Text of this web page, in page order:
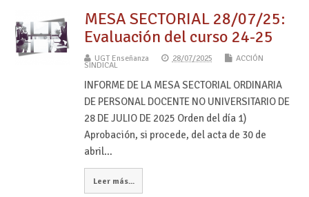
MESA SECTORIAL 28/07/25:
Evaluación del curso 24-25
UGT Enseñanza 28/07/2025 ACCIÓN
SINDICAL
INFORME DE LA MESA SECTORIAL ORDINARIA
DE PERSONAL DOCENTE NO UNIVERSITARIO DE
28 DE JULIO DE 2025 Orden del día 1)
Aprobación, si procede, del acta de 30 de
abril…
Leer más...